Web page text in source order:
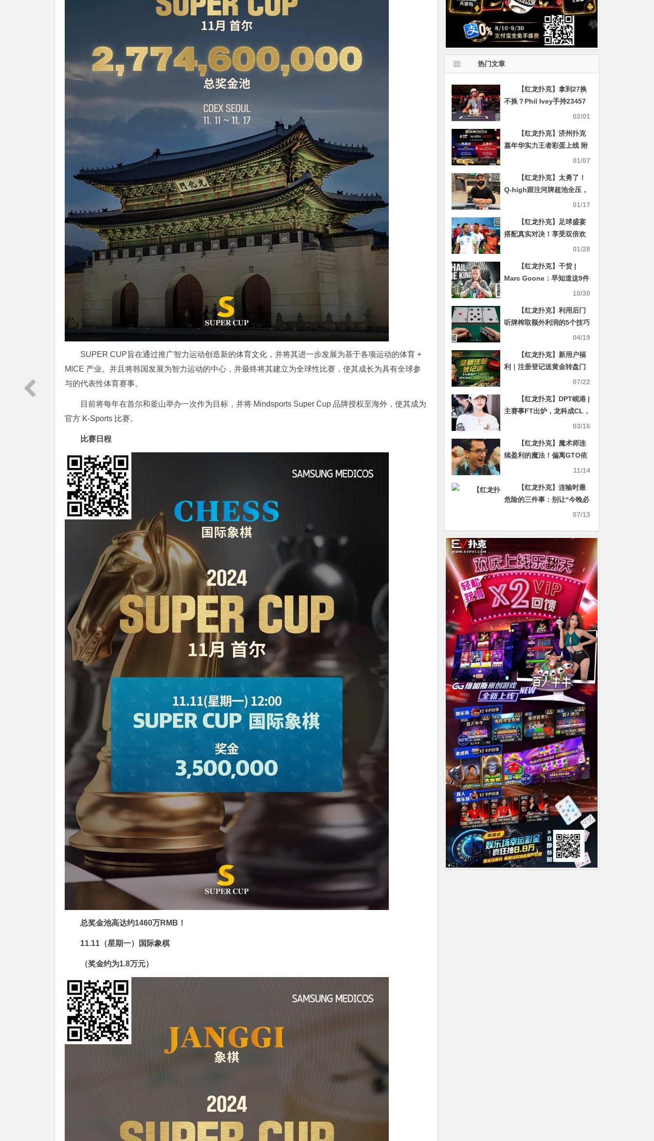
SUPER CUP旨在通过推广智力运动创造新的体育文化，并将其进一步发展为基于各项运动的体育 +
MICE 产业。并且将韩国发展为智力运动的中心，并最终将其建立为全球性比赛，使其成长为具有全球参
与的代表性体育赛事。
目前将每年在首尔和釜山举办一次作为目标，并将 Mindsports Super Cup 品牌授权至海外，使其成为
官方 K-Sports 比赛。
比赛日程
总奖金池高达约1460万RMB！
11.11（星期一）国际象棋
（奖金约为1.8万元）
热门文章
【红龙扑克】拿到27换
不换？Phil Ivey手持23457
02/01
【红龙扑克】济州扑克
嘉年华实力王者彩蛋上线 附
17天济州岛旅行必备清单!
01/07
【红龙扑克】太勇了！
Q-high跟注河牌超池全压，
01/17
【红龙扑克】足球盛宴
搭配真实对决！享受双倍欢
愉时光！行业首创视频桌，
01/28
【红龙扑克】干货 |
Marc Goone：早知道这9件
事，我打牌赚第一个100万
10/30
【红龙扑克】利用后门
听牌榨取额外利润的5个技巧
04/19
【红龙扑克】新用户福
利｜注册登记送黄金转盘门
票，活跃玩家还有赛事门票
07/22
【红龙扑克】DPT岘港 |
主赛事FT出炉，龙科成CL，
迷你主赛25人晋级决赛日03/16
【红龙扑克】魔术师连
续盈利的魔法！偏离GTO依
然可以获胜的秘密是什么？
11/14
【红龙扑克】连输时最
危险的三件事：别让“今晚必
07/13